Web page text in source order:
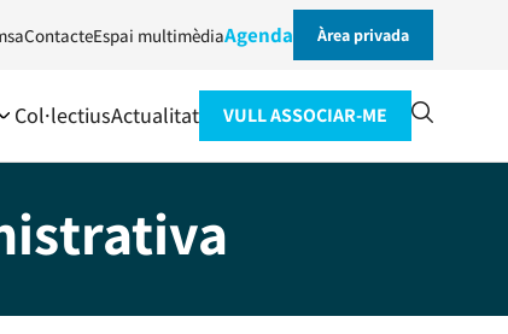
ContacteEspai multimèdiaAgenda Àrea privada
Col·lectiusActualitat VULL ASSOCIAR-ME